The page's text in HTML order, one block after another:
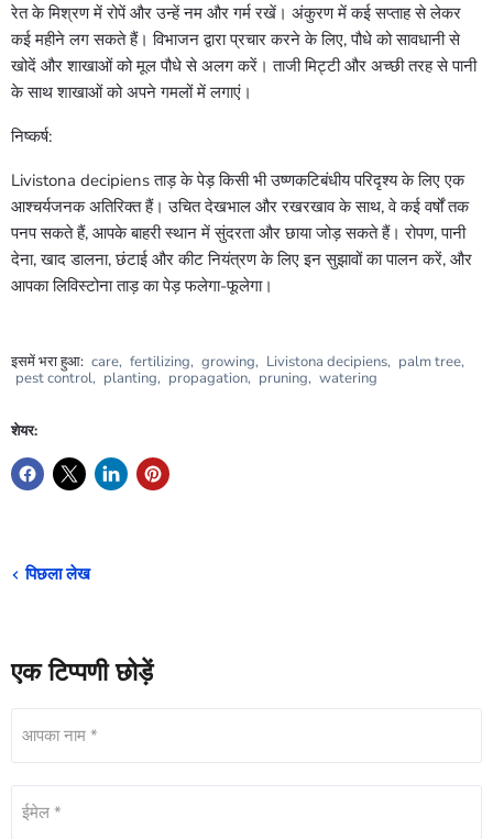
रेत के मिश्रण में रोपें और उन्हें नम और गर्म रखें। अंकुरण में कई सप्ताह से लेकर
कई महीने लग सकते हैं। विभाजन द्वारा प्रचार करने के लिए, पौधे को सावधानी से
खोदें और शाखाओं को मूल पौधे से अलग करें। ताजी मिट्टी और अच्छी तरह से पानी
के साथ शाखाओं को अपने गमलों में लगाएं।
निष्कर्ष:
Livistona decipiens ताड़ के पेड़ किसी भी उष्णकटिबंधीय परिदृश्य के लिए एक
आश्चर्यजनक अतिरिक्त हैं। उचित देखभाल और रखरखाव के साथ, वे कई वर्षों तक
पनप सकते हैं, आपके बाहरी स्थान में सुंदरता और छाया जोड़ सकते हैं। रोपण, पानी
देना, खाद डालना, छंटाई और कीट नियंत्रण के लिए इन सुझावों का पालन करें, और
आपका लिविस्टोना ताड़ का पेड़ फलेगा-फूलेगा।
इसमें भरा हुआ: care, fertilizing, growing, Livistona decipiens, palm tree,
pest control, planting, propagation, pruning, watering
शेयर:
पिछला लेख
एक टिप्पणी छोड़ें
आपका नाम *
ईमेल *